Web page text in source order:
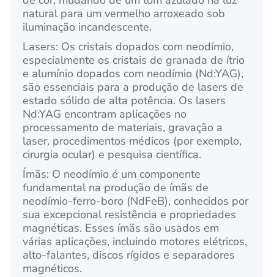
natural para um vermelho arroxeado sob
iluminação incandescente.
Lasers: Os cristais dopados com neodímio,
especialmente os cristais de granada de ítrio
e alumínio dopados com neodímio (Nd:YAG),
são essenciais para a produção de lasers de
estado sólido de alta potência. Os lasers
Nd:YAG encontram aplicações no
processamento de materiais, gravação a
laser, procedimentos médicos (por exemplo,
cirurgia ocular) e pesquisa científica.
Ímãs: O neodímio é um componente
fundamental na produção de ímãs de
neodímio-ferro-boro (NdFeB), conhecidos por
sua excepcional resistência e propriedades
magnéticas. Esses ímãs são usados em
várias aplicações, incluindo motores elétricos,
alto-falantes, discos rígidos e separadores
magnéticos.